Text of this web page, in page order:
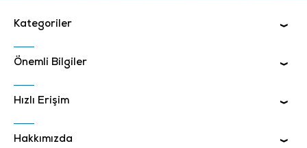
Kategoriler
Önemli Bilgiler
Hızlı Erişim
Hakkımızda